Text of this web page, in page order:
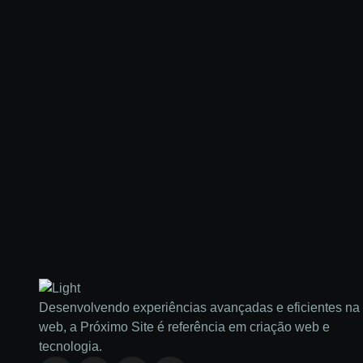
Desenvolvendo experiências avançadas e eficientes na
web, a Próximo Site é referência em criação web e
tecnologia.